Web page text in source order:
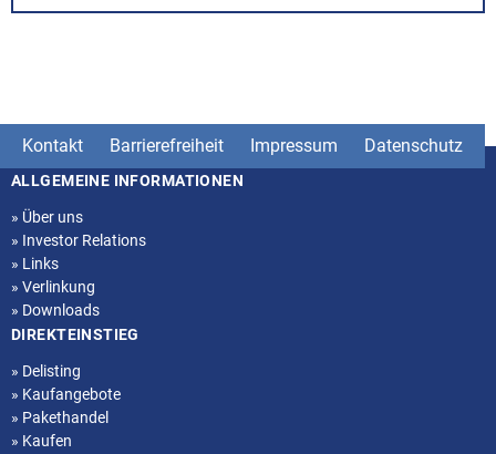
Kontakt Barrierefreiheit Impressum Datenschutz
Seitenstruktur
ALLGEMEINE INFORMATIONEN
» Über uns
» Investor Relations
» Links
» Verlinkung
» Downloads
DIREKTEINSTIEG
» Delisting
» Kaufangebote
» Pakethandel
» Kaufen